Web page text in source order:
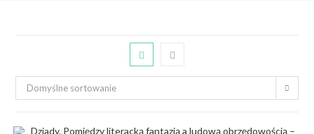
Domyślne sortowanie